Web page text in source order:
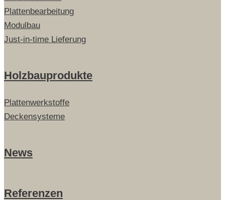
Plattenbearbeitung
Modulbau
Just-in-time Lieferung
Holzbauprodukte
Plattenwerkstoffe
Deckensysteme
News
Referenzen